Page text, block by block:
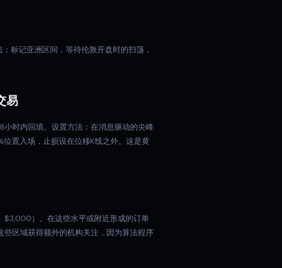
标记亚洲区间，等待伦敦开盘时的扫荡，
易
时内回填。设置方法：在消息驱动的尖峰
置入场，止损设在位移K线之外。这是黄
）。在这些水平或附近形成的订单
区域获得额外的机构关注，因为算法程序